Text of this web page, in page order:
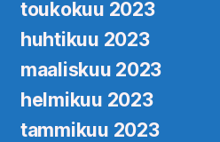
toukokuu 2023
huhtikuu 2023
maaliskuu 2023
helmikuu 2023
tammikuu 2023